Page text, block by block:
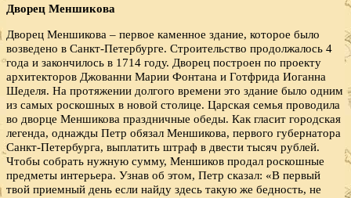
Дворец Меншикова
Дворец Меншикова – первое каменное здание, которое было
возведено в Санкт-Петербурге. Строительство продолжалось 4
года и закончилось в 1714 году. Дворец построен по проекту
архитекторов Джованни Марии Фонтана и Готфрида Иоганна
Шеделя. На протяжении долгого времени это здание было одним
из самых роскошных в новой столице. Царская семья проводила
во дворце Меншикова праздничные обеды. Как гласит городская
легенда, однажды Петр обязал Меншикова, первого губернатора
Санкт-Петербурга, выплатить штраф в двести тысяч рублей.
Чтобы собрать нужную сумму, Меншиков продал роскошные
предметы интерьера. Узнав об этом, Петр сказал: «В первый
твой приемный день если найду здесь такую же бедность, не